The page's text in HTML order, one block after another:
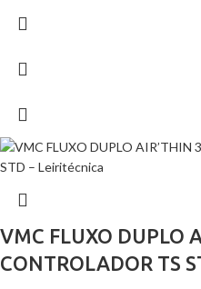
VMC FLUXO DUPLO
CONTROLADOR TS